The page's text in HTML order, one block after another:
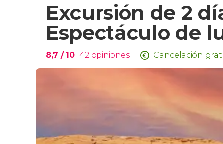
Reino
Turquía
Excursión de 2
Espectáculo de
8,7 / 10 42 opiniones Cancelación